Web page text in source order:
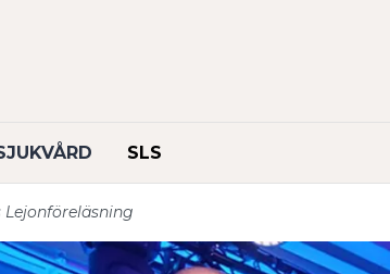
SLS
Lejonföreläsning